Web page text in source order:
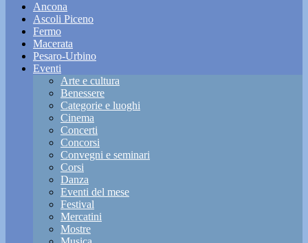
Ancona
Ascoli Piceno
Fermo
Macerata
Pesaro-Urbino
Eventi
Arte e cultura
Benessere
Categorie e luoghi
Cinema
Concerti
Concorsi
Convegni e seminari
Corsi
Danza
Eventi del mese
Festival
Mercatini
Mostre